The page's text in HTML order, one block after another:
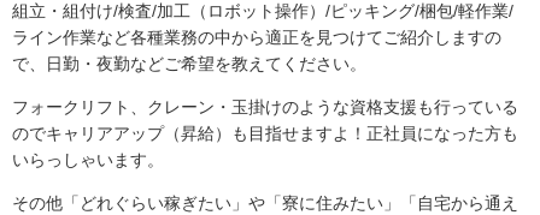
組立・組付け/検査/加工（ロボット操作）/ピッキング/梱包/軽作業/
ライン作業など各種業務の中から適正を見つけてご紹介しますの
で、日勤・夜勤などご希望を教えてください。
フォークリフト、クレーン・玉掛けのような資格支援も行っている
のでキャリアアップ（昇給）も目指せますよ！正社員になった方も
いらっしゃいます。
その他「どれぐらい稼ぎたい」や「寮に住みたい」「自宅から通え